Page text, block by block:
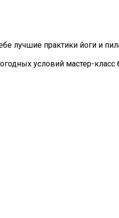
лучшие практики йоги и
условий мастер-